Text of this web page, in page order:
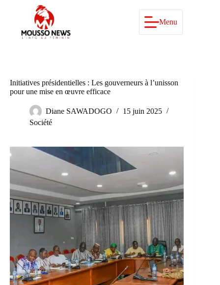
Menu
Initiatives présidentielles : Les gouverneurs à l’unisson
pour une mise en œuvre efficace
Diane SAWADOGO
15 juin 2025
Société